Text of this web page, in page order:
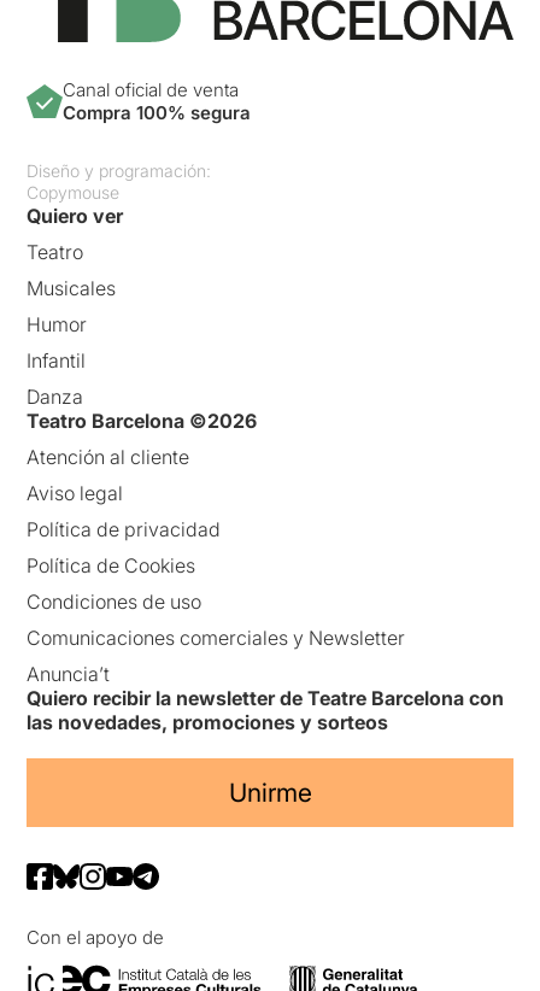
Canal oficial de venta
Compra 100% segura
Diseño y programación:
Copymouse
Quiero ver
Teatro
Musicales
Humor
Infantil
Danza
Teatro Barcelona ©2026
Atención al cliente
Aviso legal
Política de privacidad
Política de Cookies
Condiciones de uso
Comunicaciones comerciales y Newsletter
Anuncia’t
Quiero recibir la newsletter de Teatre Barcelona con
las novedades, promociones y sorteos
Unirme
Con el apoyo de